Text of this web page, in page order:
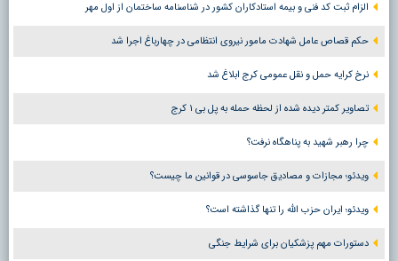
الزام ثبت کد فنی و بیمه استادکاران کشور در شناسنامه ساختمان از اول مهر
حکم قصاص عامل شهادت مامور نیروی انتظامی در چهارباغ اجرا شد
نرخ کرایه حمل و نقل عمومی کرج ابلاغ شد
تصاویر کمتر دیده شده از لحظه حمله به پل بی ۱ کرج
چرا رهبر شهید به پناهگاه نرفت؟
ویدئو؛ مجازات و مصادیق جاسوسی در قوانین ما چیست؟
ویدئو؛ ایران حزب الله را تنها گذاشته است؟
دستورات مهم پزشکیان برای شرایط جنگی